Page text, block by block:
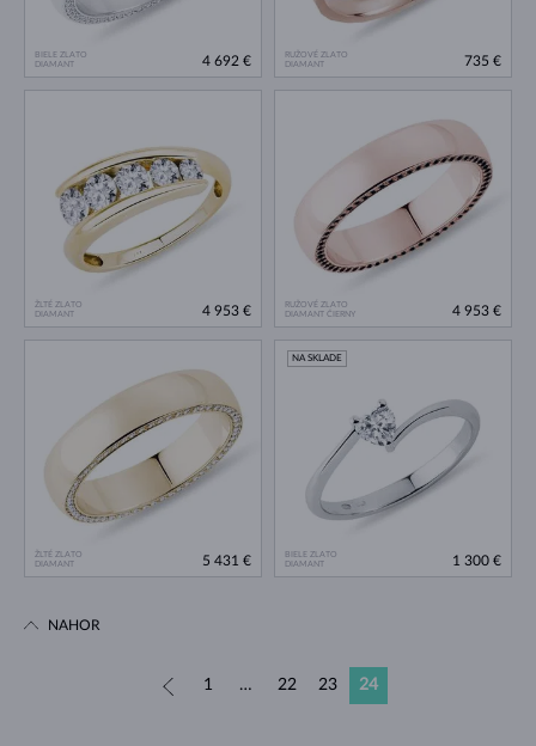
BIELE ZLATO
DIAMANT
4 692 €
RUŽOVÉ ZLATO
DIAMANT
735 €
ŽLTÉ ZLATO
DIAMANT
4 953 €
RUŽOVÉ ZLATO
DIAMANT ČIERNY
4 953 €
ŽLTÉ ZLATO
DIAMANT
5 431 €
BIELE ZLATO
DIAMANT
NA SKLADE
1 300 €
1 … 22 23 24
NAHOR